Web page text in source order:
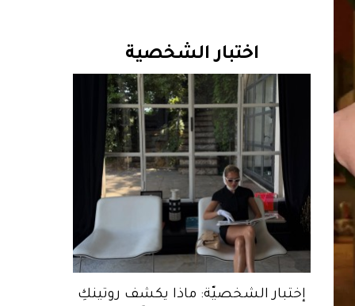
اختبار الشخصية
إختبار الشخصيّة: ماذا يكشف روتينكِ